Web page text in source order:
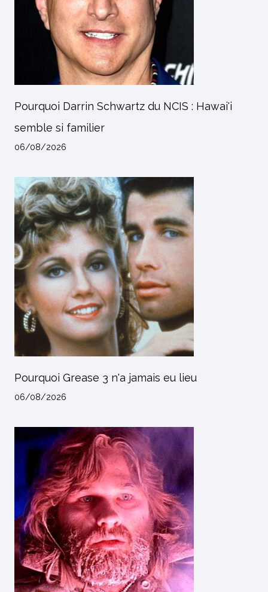
Pourquoi Darrin Schwartz du NCIS : Hawai'i
semble si familier
06/08/2026
Pourquoi Grease 3 n'a jamais eu lieu
06/08/2026